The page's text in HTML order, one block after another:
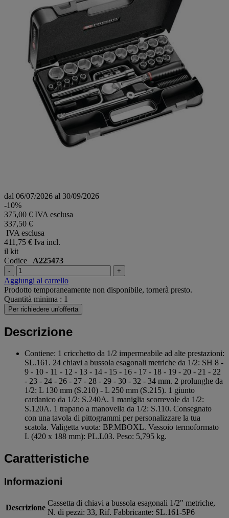
dal 06/07/2026 al 30/09/2026
-10%
375,00 € IVA esclusa
337,50 €
IVA esclusa
411,75 € Iva incl.
il kit
Codice A225473
- +
Aggiungi al carrello
Prodotto temporaneamente non disponibile, tornerà presto.
Quantità minima : 1
Per richiedere un'offerta
Descrizione
Contiene: 1 cricchetto da 1/2 impermeabile ad alte prestazioni:
SL.161. 24 chiavi a bussola esagonali metriche da 1/2: SH 8 -
9 - 10 - 11 - 12 - 13 - 14 - 15 - 16 - 17 - 18 - 19 - 20 - 21 - 22
- 23 - 24 - 26 - 27 - 28 - 29 - 30 - 32 - 34 mm. 2 prolunghe da
1/2: L 130 mm (S.210) - L 250 mm (S.215). 1 giunto
cardanico da 1/2: S.240A. 1 maniglia scorrevole da 1/2:
S.120A. 1 trapano a manovella da 1/2: S.110. Consegnato
con una tavola di pittogrammi per personalizzare la tua
scatola. Valigetta vuota: BP.MBOXL. Vassoio termoformato
L (420 x 188 mm): PL.L03. Peso: 5,795 kg.
Caratteristiche
Informazioni
Descrizione
Cassetta di chiavi a bussola esagonali 1/2" metriche,
N. di pezzi: 33, Rif. Fabbricante: SL.161-5P6